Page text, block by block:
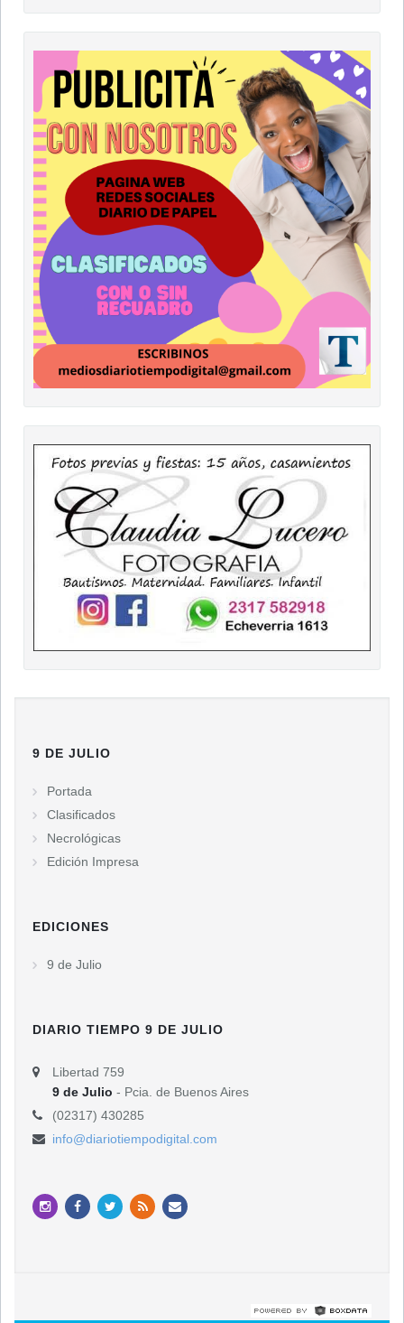
9 DE JULIO
Portada
Clasificados
Necrológicas
Edición Impresa
EDICIONES
9 de Julio
DIARIO TIEMPO 9 DE JULIO
Libertad 759
9 de Julio - Pcia. de Buenos Aires
(02317) 430285
info@diariotiempodigital.com